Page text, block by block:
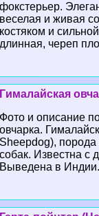
фокстерьер.
веселая и живая
костяком и
длинная, череп
Гималайская
Фото и описание
овчарка.
Sheepdog),
собак. Известна с
Выведена в